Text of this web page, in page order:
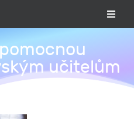
učitelům